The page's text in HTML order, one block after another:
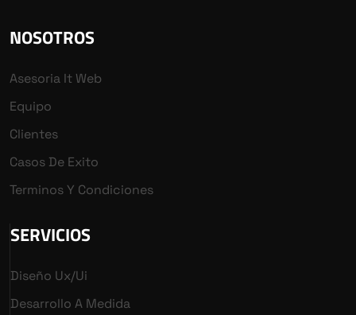
NOSOTROS
Asesoria It Web
Equipo
Clientes
Casos De Exito
Terminos Y Condiciones
SERVICIOS
Diseño Ux/ui
Desarrollo A Medida